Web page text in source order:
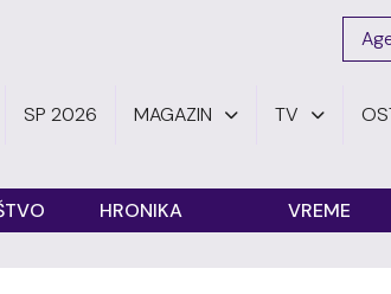
SP 2026 MAGAZIN TV
HRONIKA VREME